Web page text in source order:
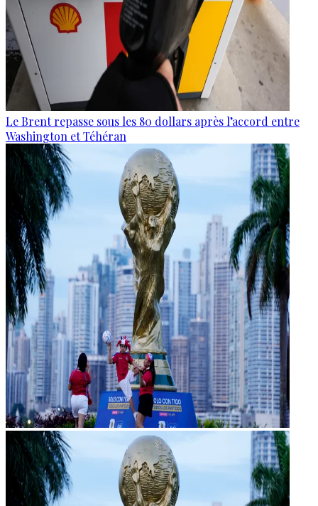
Le Brent repasse sous les 80 dollars après l’accord entre
Washington et Téhéran